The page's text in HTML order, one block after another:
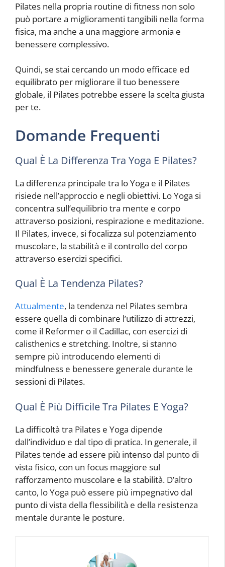
Pilates nella propria routine di fitness non solo
può portare a miglioramenti tangibili nella forma
fisica, ma anche a una maggiore armonia e
benessere complessivo.
Quindi, se stai cercando un modo efficace ed
equilibrato per migliorare il tuo benessere
globale, il Pilates potrebbe essere la scelta giusta
per te.
Domande Frequenti
Qual È La Differenza Tra Yoga E Pilates?
La differenza principale tra lo Yoga e il Pilates
risiede nell’approccio e negli obiettivi. Lo Yoga si
concentra sull’equilibrio tra mente e corpo
attraverso posizioni, respirazione e meditazione.
Il Pilates, invece, si focalizza sul potenziamento
muscolare, la stabilità e il controllo del corpo
attraverso esercizi specifici.
Qual È La Tendenza Pilates?
Attualmente, la tendenza nel Pilates sembra
essere quella di combinare l’utilizzo di attrezzi,
come il Reformer o il Cadillac, con esercizi di
calisthenics e stretching. Inoltre, si stanno
sempre più introducendo elementi di
mindfulness e benessere generale durante le
sessioni di Pilates.
Qual È Più Difficile Tra Pilates E Yoga?
La difficoltà tra Pilates e Yoga dipende
dall’individuo e dal tipo di pratica. In generale, il
Pilates tende ad essere più intenso dal punto di
vista fisico, con un focus maggiore sul
rafforzamento muscolare e la stabilità. D’altro
canto, lo Yoga può essere più impegnativo dal
punto di vista della flessibilità e della resistenza
mentale durante le posture.